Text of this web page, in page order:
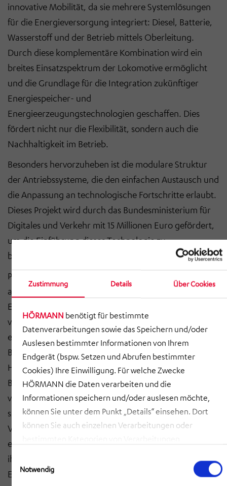
Zustimmung Details Über Cookies
HÖRMANN benötigt für bestimmte
Datenverarbeitungen sowie das Speichern und/oder
Auslesen bestimmter Informationen von Ihrem
Endgerät (bspw. Setzen und Abrufen bestimmter
Cookies) Ihre Einwilligung. Für welche Zwecke
HÖRMANN die Daten verarbeiten und die
Informationen speichern und/oder auslesen möchte,
können Sie unter dem Punkt „Details“ einsehen. Dort
können Sie auch einzelnen Verarbeitungen oder
Sie ein, dass HÖRMANN alle der erläuterten
Informationen speichern sowie auslesen und damit
Einwilligungsauswahl
Notwendig
innovative Mobilität, da sie mehrere Systemlösungen
für die Energieversorgung integriert: Diesel, Batterie,
Wasserstoff und der Betrieb mittels Oberleitung.
Durch diese komplementäre Kombination wird ein
breites Einsatzspektrum der Lokomotive ermöglicht
und die Grundlage für die Integration zukünftiger
Energiespeicher- und
Energieerzeugungstechnologien geschaffen. Dies
fördert nicht nur die Flexibilität, sondern auch die
Nachhaltigkeit im Betrieb.
Besonders hervorzuheben ist die modulare Struktur
der Antriebssysteme, die den einfachen Austausch und
die Anpassung an technologische Fortschritte erlaubt.
Dieses Projekt wird durch das Bundesministerium für
Digitales und Verkehr mit 15 Millionen Euro gefördert,
um die Einführung dieser Technologie zu
beschleunigen.
Parallel dazu hat die HÖRMANN Vehicle Engineering
auch für die Toshiba HDB 800 Lokomotive
Entwicklungsleistungen erbracht. Neben der
vollständigen Entwicklung des Lokrahmens
einschließlich der Anbauteile, technischen
Berechnungen und Versuchsbetreuung, ist die
HÖRMANN Vehicle Engineering auch für die
Begleitung der schweißtechnischen Bauweisenprüfung
verantwortlich gewesen. Darüber hinaus entwickelte
sie Softwarelösungen für das Fahrzeugleitgerät und die
Visualisierung für den Lokomotivführer. Diese diesel-
elektrische Hybridlokomotive zeichnet sich durch
ihren modularen Aufbau und ihre hohe
Energieeffizienz aus. Sie verfügt über ein serielles